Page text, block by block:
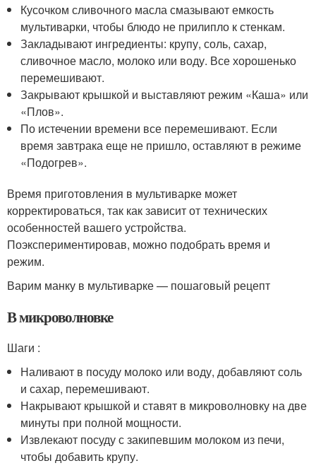
Кусочком сливочного масла смазывают емкость
мультиварки, чтобы блюдо не прилипло к стенкам.
Закладывают ингредиенты: крупу, соль, сахар,
сливочное масло, молоко или воду. Все хорошенько
перемешивают.
Закрывают крышкой и выставляют режим «Каша» или
«Плов».
По истечении времени все перемешивают. Если
время завтрака еще не пришло, оставляют в режиме
«Подогрев».
Время приготовления в мультиварке может
корректироваться, так как зависит от технических
особенностей вашего устройства.
Поэкспериментировав, можно подобрать время и
режим.
Варим манку в мультиварке — пошаговый рецепт
В микроволновке
Шаги :
Наливают в посуду молоко или воду, добавляют соль
и сахар, перемешивают.
Накрывают крышкой и ставят в микроволновку на две
минуты при полной мощности.
Извлекают посуду с закипевшим молоком из печи,
чтобы добавить крупу.